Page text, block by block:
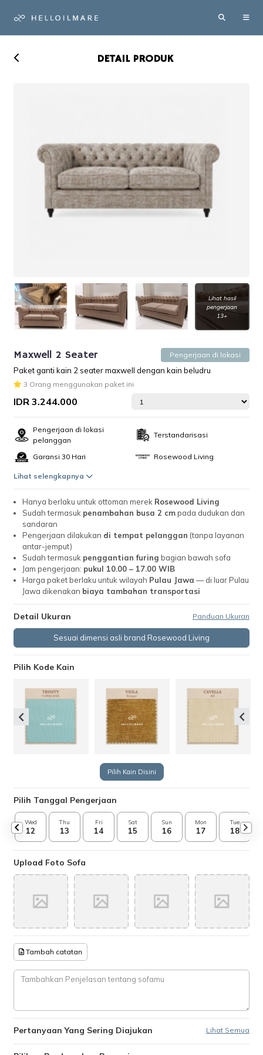
DETAIL PRODUK
Lihat hasil
pengerjaan
13+
Maxwell 2 Seater Pengerjaan di lokasi
Paket ganti kain 2 seater maxwell dengan kain beludru
3 Orang menggunakan paket ini
IDR 3.244.000
Pengerjaan di lokasi
pelanggan
Terstandarisasi
Garansi 30 Hari Rosewood Living
Lihat selengkapnya
Hanya berlaku untuk ottoman merek Rosewood Living
Sudah termasuk penambahan busa 2 cmpada dudukan dan
sandaran
Pengerjaan dilakukan di tempat pelanggan (tanpa layanan
antar-jemput)
Sudah termasuk penggantian furing bagian bawah sofa
Jam pengerjaan: pukul 10.00 – 17.00 WIB
Harga paket berlaku untuk wilayah Pulau Jawa — di luar Pulau
Jawa dikenakan biaya tambahan transportasi
Detail Ukuran Panduan Ukuran
Sesuai dimensi asli brand Rosewood Living
Pilih Kode Kain
Pilih Kain Disini
Pilih Tanggal Pengerjaan
Wed
12
Thu
13
Fri
14
Sat
15
Sun
16
Mon
17
Tue
18
Upload Foto Sofa
Tambah catatan
Pertanyaan Yang Sering Diajukan Lihat Semua